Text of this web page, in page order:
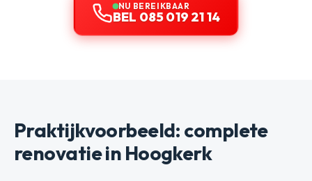
NU BEREIKBAAR
BEL 085 019 21 14
Praktijkvoorbeeld: complete
renovatie in Hoogkerk